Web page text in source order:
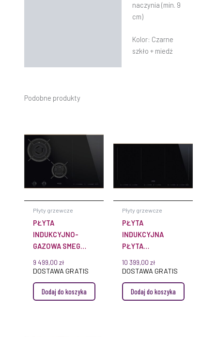
naczynia (min. 9
cm)
Kolor: Czarne
szkło + miedź
Podobne produkty
Płyty grzewcze
PŁYTA
INDUKCYJNO-
GAZOWA SMEG
9 499,00 zł
DOSTAWA GRATIS
Dodaj do koszyka
Płyty grzewcze
PŁYTA
INDUKCYJNA
PŁYTA
SIM693WLDR
10 399,00 zł
DOSTAWA GRATIS
Dodaj do koszyka